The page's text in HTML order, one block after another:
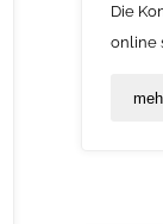
Die
online